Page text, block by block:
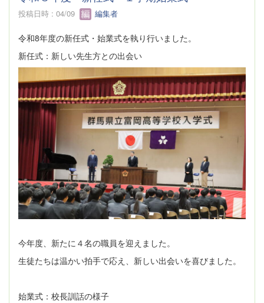
投稿日時 : 04/09 編集者
令和8年度の新任式・始業式を執り行いました。
新任式：新しい先生方との出会い
今年度、新たに４名の職員を迎えました。
生徒たちは温かい拍手で応え、新しい出会いを喜びました。
始業式：校長訓話の様子